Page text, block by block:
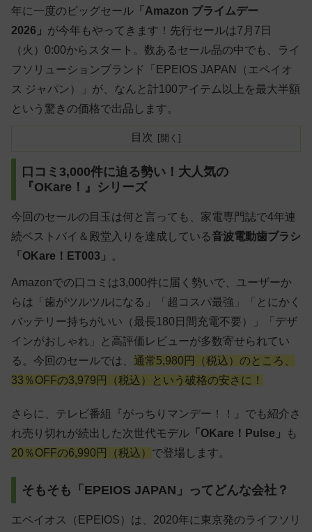
年に一度のビッグセール 「Amazon プライムデー
2026」 が今年もやってきます！先行セールは7月7日
（火）0:00からスタート。数あるセール品の中でも、ライ
フソリューションブランド「EPEIOS JAPAN（エペイオ
ス ジャパン）」が、なんと計100アイテム以上を最大半額
という驚きの価格で出品します。
目次
口コミ3,000件に迫る勢い！大人気の
『OKare！』シリーズ
今回のセールの目玉は何と言っても、家電専門誌で4年連
続ベストバイ＆殿堂入りを達成している音波電動歯ブラシ
「OKare！ET003」
。
Amazonでの口コミは3,000件に届く勢いで、ユーザーか
らは「歯がツルツルになる」「超コスパ最強」「とにかく
バッテリー持ちがいい（最長180日間充電不要）」「デザ
インがおしゃれ」と高評価レビューが多数寄せられてい
る。今回のセールでは、 通常5,980円（税込）のところ、
33％OFFの3,979円（税込）という破格の安さに！
さらに、テレビ番組『がっちりマンデー！！』でも紹介さ
れ売り切れが続出した次世代モデル 「OKare！Pulse」
も
20％OFFの6,990円（税込） で登場します。
そもそも「EPEIOS JAPAN」ってどんな会社？
エペイオス（EPEIOS）は、2020年に東京発のライフソリ